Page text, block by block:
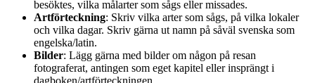
besöktes, vilka målarter som sågs eller missades.
Artförteckning: Skriv vilka arter som sågs, på vilka lokaler
och vilka dagar. Skriv gärna ut namn på såväl svenska som
engelska/latin.
Bilder: Lägg gärna med bilder om någon på resan
fotograferat, antingen som eget kapitel eller insprängt i
dagboken/artförteckningen.